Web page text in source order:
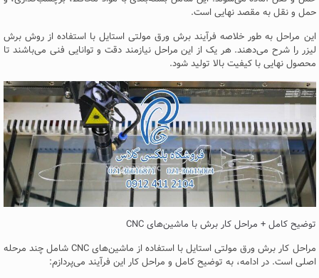
حمل و نقل به مقصد نهایی است.
این مراحل به طور خلاصه فرآیند برش ورق مولتی استایل با استفاده از روش برش
لیزر را شرح می‌دهند. هر یک از این مراحل نیازمند دقت و توانایی فنی می‌باشند تا
محصول نهایی با کیفیت بالا تولید شود.
توضیح کامل + مراحل کار برش با ماشین‌های CNC
مراحل کار برش ورق مولتی استایل با استفاده از ماشین‌های CNC شامل چند مرحله
اصلی است. در ادامه، به توضیح کامل و مراحل کار این فرآیند می‌پردازم: